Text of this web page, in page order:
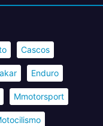
Cascos
Enduro
Mmotorsport